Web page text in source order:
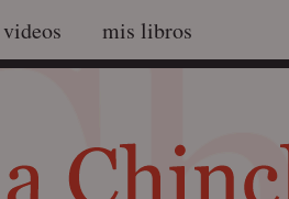
videos mis libros